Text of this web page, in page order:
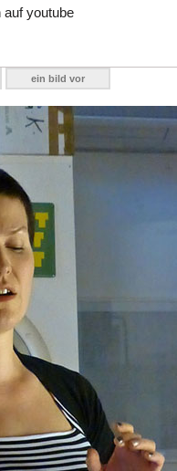
auf youtube
ein bild vor